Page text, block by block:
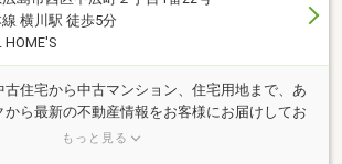
横川駅 徒歩5分
HOME'S
古住宅から中古マンション、住宅用地まで、あ
から最新の不動産情報をお客様にお届けしてお
身になって皆様の住まい探しをお手伝いさせて
もっと見る